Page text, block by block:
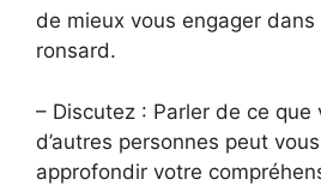
de mieux vous engager
ronsard.
– Discutez : Parler de ce que
d’autres personnes peut
approfondir votre